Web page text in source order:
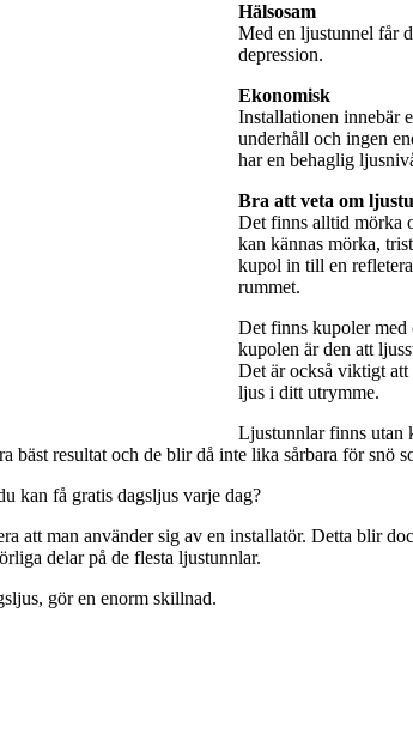
Hälsosam
Med en ljustunnel får
depression.
Ekonomisk
Installationen innebär
underhåll och ingen
har en behaglig
Bra att veta om
Det finns alltid mörka
kan kännas mörka,
kupol in till en
rummet.
Det finns kupoler
kupolen är den att
Det är också viktigt
ljus i ditt utrymme.
Ljustunnlar finns utan
resultat och de blir då inte lika sårbara för snö
kan få gratis dagsljus varje dag?
att man använder sig av en installatör. Detta blir
delar på de flesta ljustunnlar.
gör en enorm skillnad.